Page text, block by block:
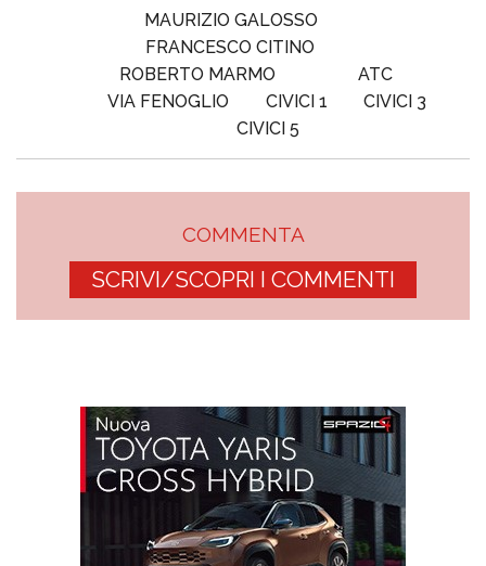
MAURIZIO GALOSSO
FRANCESCO CITINO
ROBERTO MARMO
ATC
VIA FENOGLIO
CIVICI 1
CIVICI 3
CIVICI 5
COMMENTA
SCRIVI/SCOPRI I COMMENTI